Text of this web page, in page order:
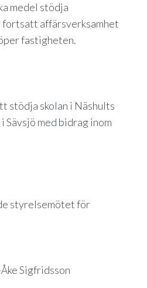
medel stödja
affärsverksamhet
fastigheten.
stödja skolan i Näshults
med bidrag inom
styrelsemötet för
Sigfridsson